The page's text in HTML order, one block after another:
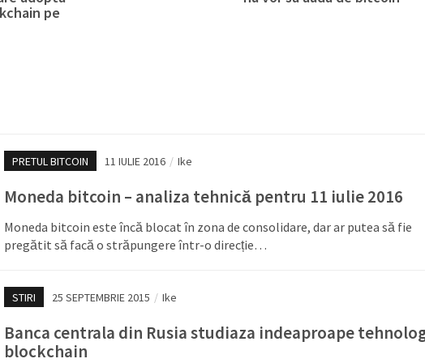
pe
PRETUL BITCOIN 11 IULIE 2016 / Ike
Moneda bitcoin – analiza tehnică pentru 11 iulie 2016
Moneda bitcoin este încă blocat în zona de consolidare, dar ar putea să fie
pregătit să facă o străpungere într-o direcție…
STIRI 25 SEPTEMBRIE 2015 / Ike
Banca centrala din Rusia studiaza indeaproape
blockchain